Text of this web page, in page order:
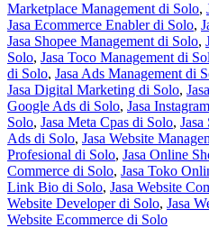
Marketplace Management di Solo,
Jasa Ecommerce Enabler di Solo,
Jasa Shopee Management di Solo,
Solo, Jasa Toco Management di
di Solo, Jasa Ads Management di
Jasa Digital Marketing di Solo,
Google Ads di Solo, Jasa
Solo, Jasa Meta Cpas di Solo,
Ads di Solo, Jasa Website
Profesional di Solo, Jasa Online
Commerce di Solo, Jasa Toko
Link Bio di Solo, Jasa Website
Website Developer di Solo, Jasa
Website Ecommerce di Solo